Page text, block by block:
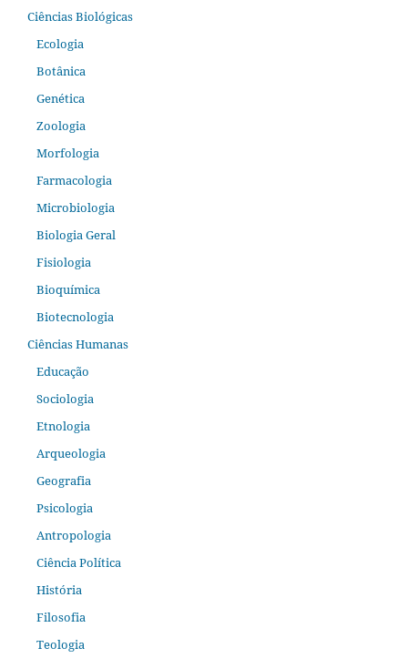
Ciências Biológicas
Ecologia
Botânica
Genética
Zoologia
Morfologia
Farmacologia
Microbiologia
Biologia Geral
Fisiologia
Bioquímica
Biotecnologia
Ciências Humanas
Educação
Sociologia
Etnologia
Arqueologia
Geografia
Psicologia
Antropologia
Ciência Política
História
Filosofia
Teologia